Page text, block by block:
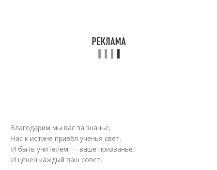
Благодарим мы вас за знанье,
Нас к истине привёл ученья свет.
И быть учителем — ваше призванье.
И ценен каждый ваш совет.